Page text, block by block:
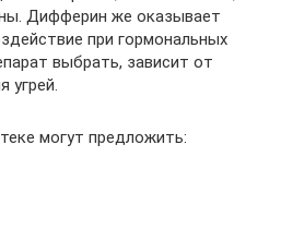
Дифферин же оказывает
при гормональных
выбрать, зависит от
угрей.
могут предложить: